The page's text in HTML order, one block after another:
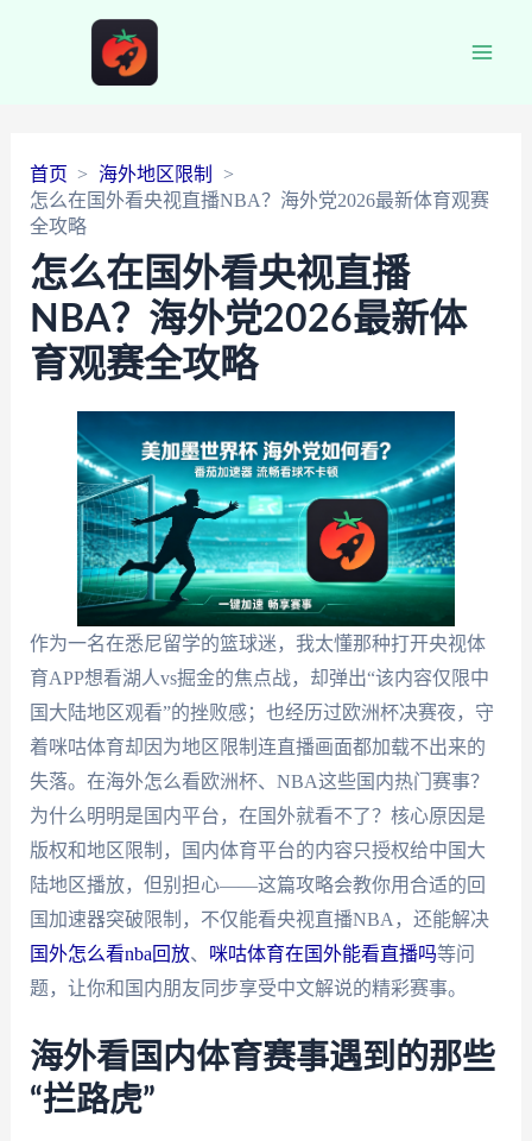
首页
海外地区限制
怎么在国外看央视直播NBA？海外党2026最新体育观赛
全攻略
怎么在国外看央视直播
NBA？海外党2026最新体
育观赛全攻略
作为一名在悉尼留学的篮球迷，我太懂那种打开央视体
育APP想看湖人vs掘金的焦点战，却弹出“该内容仅限中
国大陆地区观看”的挫败感；也经历过欧洲杯决赛夜，守
着咪咕体育却因为地区限制连直播画面都加载不出来的
失落。在海外怎么看欧洲杯、NBA这些国内热门赛事？
为什么明明是国内平台，在国外就看不了？核心原因是
版权和地区限制，国内体育平台的内容只授权给中国大
陆地区播放，但别担心——这篇攻略会教你用合适的回
国加速器突破限制，不仅能看央视直播NBA，还能解决
国外怎么看nba回放、 咪咕体育在国外能看直播吗等问
题，让你和国内朋友同步享受中文解说的精彩赛事。
海外看国内体育赛事遇到的那些
“拦路虎”